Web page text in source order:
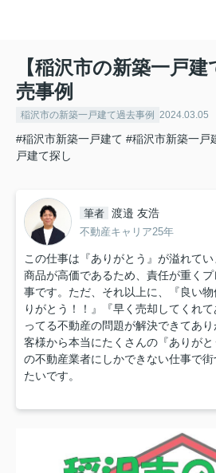
【稲沢市の新築一戸
売事例
稲沢市の新築一戸建て過去事例 2024.03.05
#稲沢市新築一戸建て #稲沢市新築一戸
戸建て探し
筆者 渡邉 友浩
不動産キャリア25年
この仕事は『ありがとう』が溢れて
商品が高価であるため、責任が重く
事です。ただ、それ以上に、『良い
りがとう！！』『早く売却してくれ
ってる不動産の問題が解決できてあ
客様から本当にたくさんの『ありが
の不動産業者にしかできない仕事で
たいです。